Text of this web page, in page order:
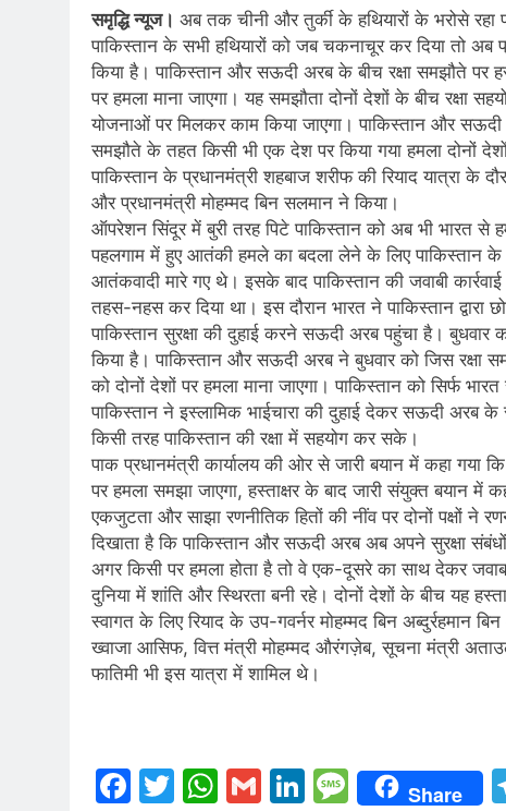
समृद्धि न्यूज। अब तक चीनी और तुर्की के हथियारों के भरोसे
पाकिस्तान के सभी हथियारों को जब चकनाचूर कर दिया तो
किया है। पाकिस्तान और सऊदी अरब के बीच रक्षा समझौते पर
पर हमला माना जाएगा। यह समझौता दोनों देशों के बीच रक्षा
योजनाओं पर मिलकर काम किया जाएगा। पाकिस्तान और सऊदी
समझौते के तहत किसी भी एक देश पर किया गया हमला दोनों देशों
पाकिस्तान के प्रधानमंत्री शहबाज शरीफ की रियाद यात्रा के
और प्रधानमंत्री मोहम्मद बिन सलमान ने किया।
ऑपरेशन सिंदूर में बुरी तरह पिटे पाकिस्तान को अब भी भारत
पहलगाम में हुए आतंकी हमले का बदला लेने के लिए पाकिस्तान
आतंकवादी मारे गए थे। इसके बाद पाकिस्तान की जवाबी
तहस-नहस कर दिया था। इस दौरान भारत ने पाकिस्तान द्वारा
पाकिस्तान सुरक्षा की दुहाई करने सऊदी अरब पहुंचा है।
किया है। पाकिस्तान और सऊदी अरब ने बुधवार को जिस रक्षा
को दोनों देशों पर हमला माना जाएगा। पाकिस्तान को सिर्फ
पाकिस्तान ने इस्लामिक भाईचारा की दुहाई देकर सऊदी
किसी तरह पाकिस्तान की रक्षा में सहयोग कर सके।
पाक प्रधानमंत्री कार्यालय की ओर से जारी बयान में कहा गया
पर हमला समझा जाएगा, हस्ताक्षर के बाद जारी संयुक्त बयान में
एकजुटता और साझा रणनीतिक हितों की नींव पर दोनों पक्षों ने
दिखाता है कि पाकिस्तान और सऊदी अरब अब अपने सुरक्षा
अगर किसी पर हमला होता है तो वे एक-दूसरे का साथ देकर
दुनिया में शांति और स्थिरता बनी रहे। दोनों देशों के बीच यह
स्वागत के लिए रियाद के उप-गवर्नर मोहम्मद बिन अब्दुर्रहमान
ख्वाजा आसिफ, वित्त मंत्री मोहम्मद औरंगज़ेब, सूचना मंत्री
फातिमी भी इस यात्रा में शामिल थे।
Facebook
Twitter
WhatsApp
GmailLinkedIn
Message
Share